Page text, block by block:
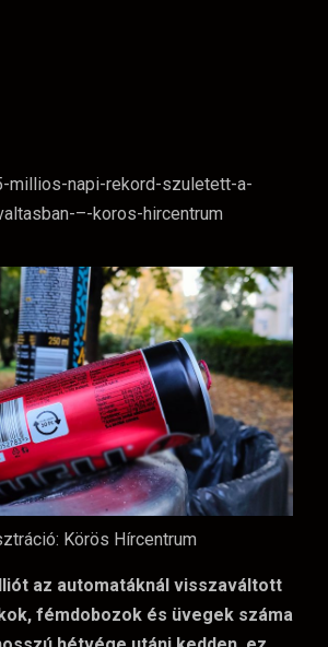
Körös Hírcentrum
az automatáknál visszaváltott
fémdobozok és üvegek száma